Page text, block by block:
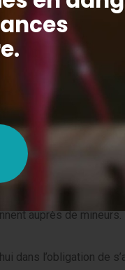
adultes intervenant
judiciaires des
incompatibles
, participe ainsi à la
des
et FIJAISV).
auprès de
dans l’obligation de